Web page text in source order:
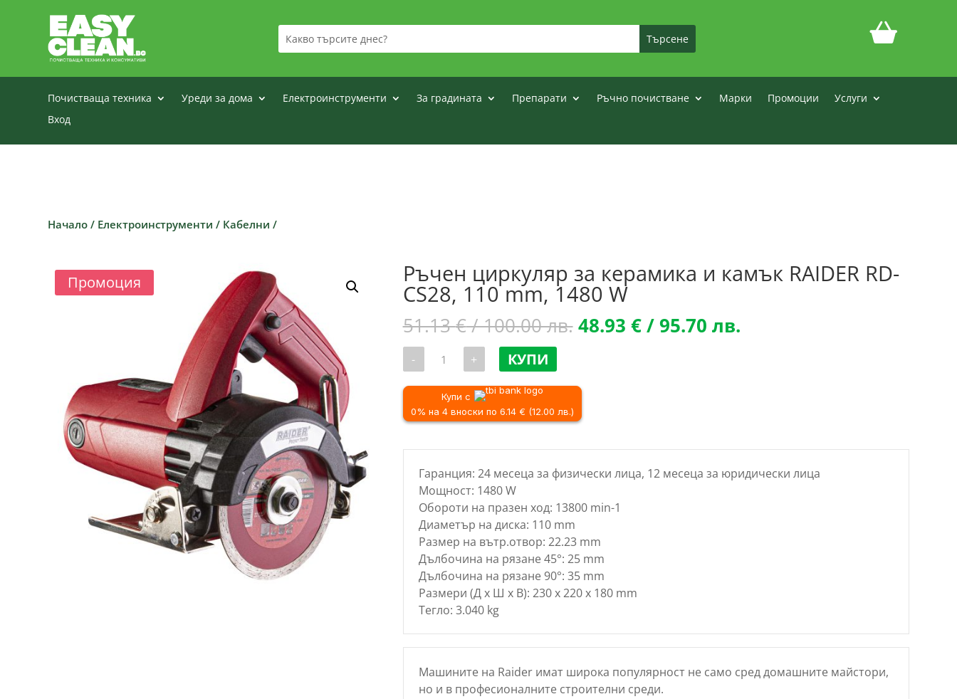
Почистваща техника Уреди за дома Електроинструменти За градината Препарати Ръчно почистване Марки Промоции
Услуги
Вход
Начало / Електроинструменти / Кабелни /
Промоция Ръчен циркуляр за керамика и камък RAIDER RD-
CS28, 110 mm, 1480 W
51.13€/ 100.00 лв. Original
/
100.00 лв..
48.93 €/ 95.70 лв.Текущата
- количество
циркуляр
керамика
и
RD-
110
mm,
1480
W
+ КУПИ
Купи с
0% на 4 вноски по 6.14 € (12.00 лв.)
Гаранция: 24 месеца за физически лица, 12 месеца за юридически лица
Мощност: 1480 W
Обороти на празен ход: 13800 min-1
Диаметър на диска: 110 mm
Размер на вътр.отвор: 22.23 mm
Дълбочина на рязане 45°: 25 mm
Дълбочина на рязане 90°: 35 mm
Размери (Д x Ш x В): 230 x 220 x 180 mm
Тегло: 3.040 kg
Машините на Raider имат широка популярност не само сред домашните майстори,
но и в професионалните строителни среди.